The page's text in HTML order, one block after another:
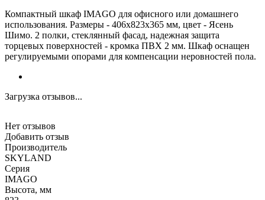
Компактный шкаф IMAGO для офисного или домашнего
использования. Размеры - 406х823х365 мм, цвет - Ясень
Шимо. 2 полки, стеклянный фасад, надежная защита
торцевых поверхностей - кромка ПВХ 2 мм. Шкаф оснащен
регулируемыми опорами для компенсации неровностей пола.
Загрузка отзывов...
Нет отзывов
Добавить отзыв
Производитель
SKYLAND
Серия
IMAGO
Высота, мм